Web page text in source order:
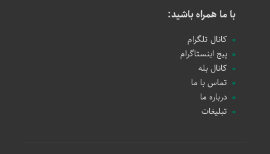
با ما همراه باشید:
کانال تلگرام
پیج اینستاگرام
کانال بله
تماس با ما
درباره ما
تبلیغات